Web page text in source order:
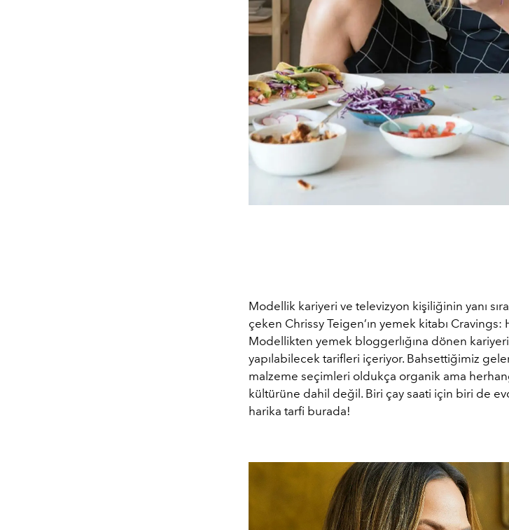
Modellik kariyeri ve televizyon kişiliğinin yanı
çeken Chrissy Teigen’ın yemek kitabı Cravings:
Modellikten yemek bloggerlığına dönen
yapılabilecek tarifleri içeriyor. Bahsettiğimiz
malzeme seçimleri oldukça organik ama
kültürüne dahil değil. Biri çay saati için biri de
harika tarfi burada!